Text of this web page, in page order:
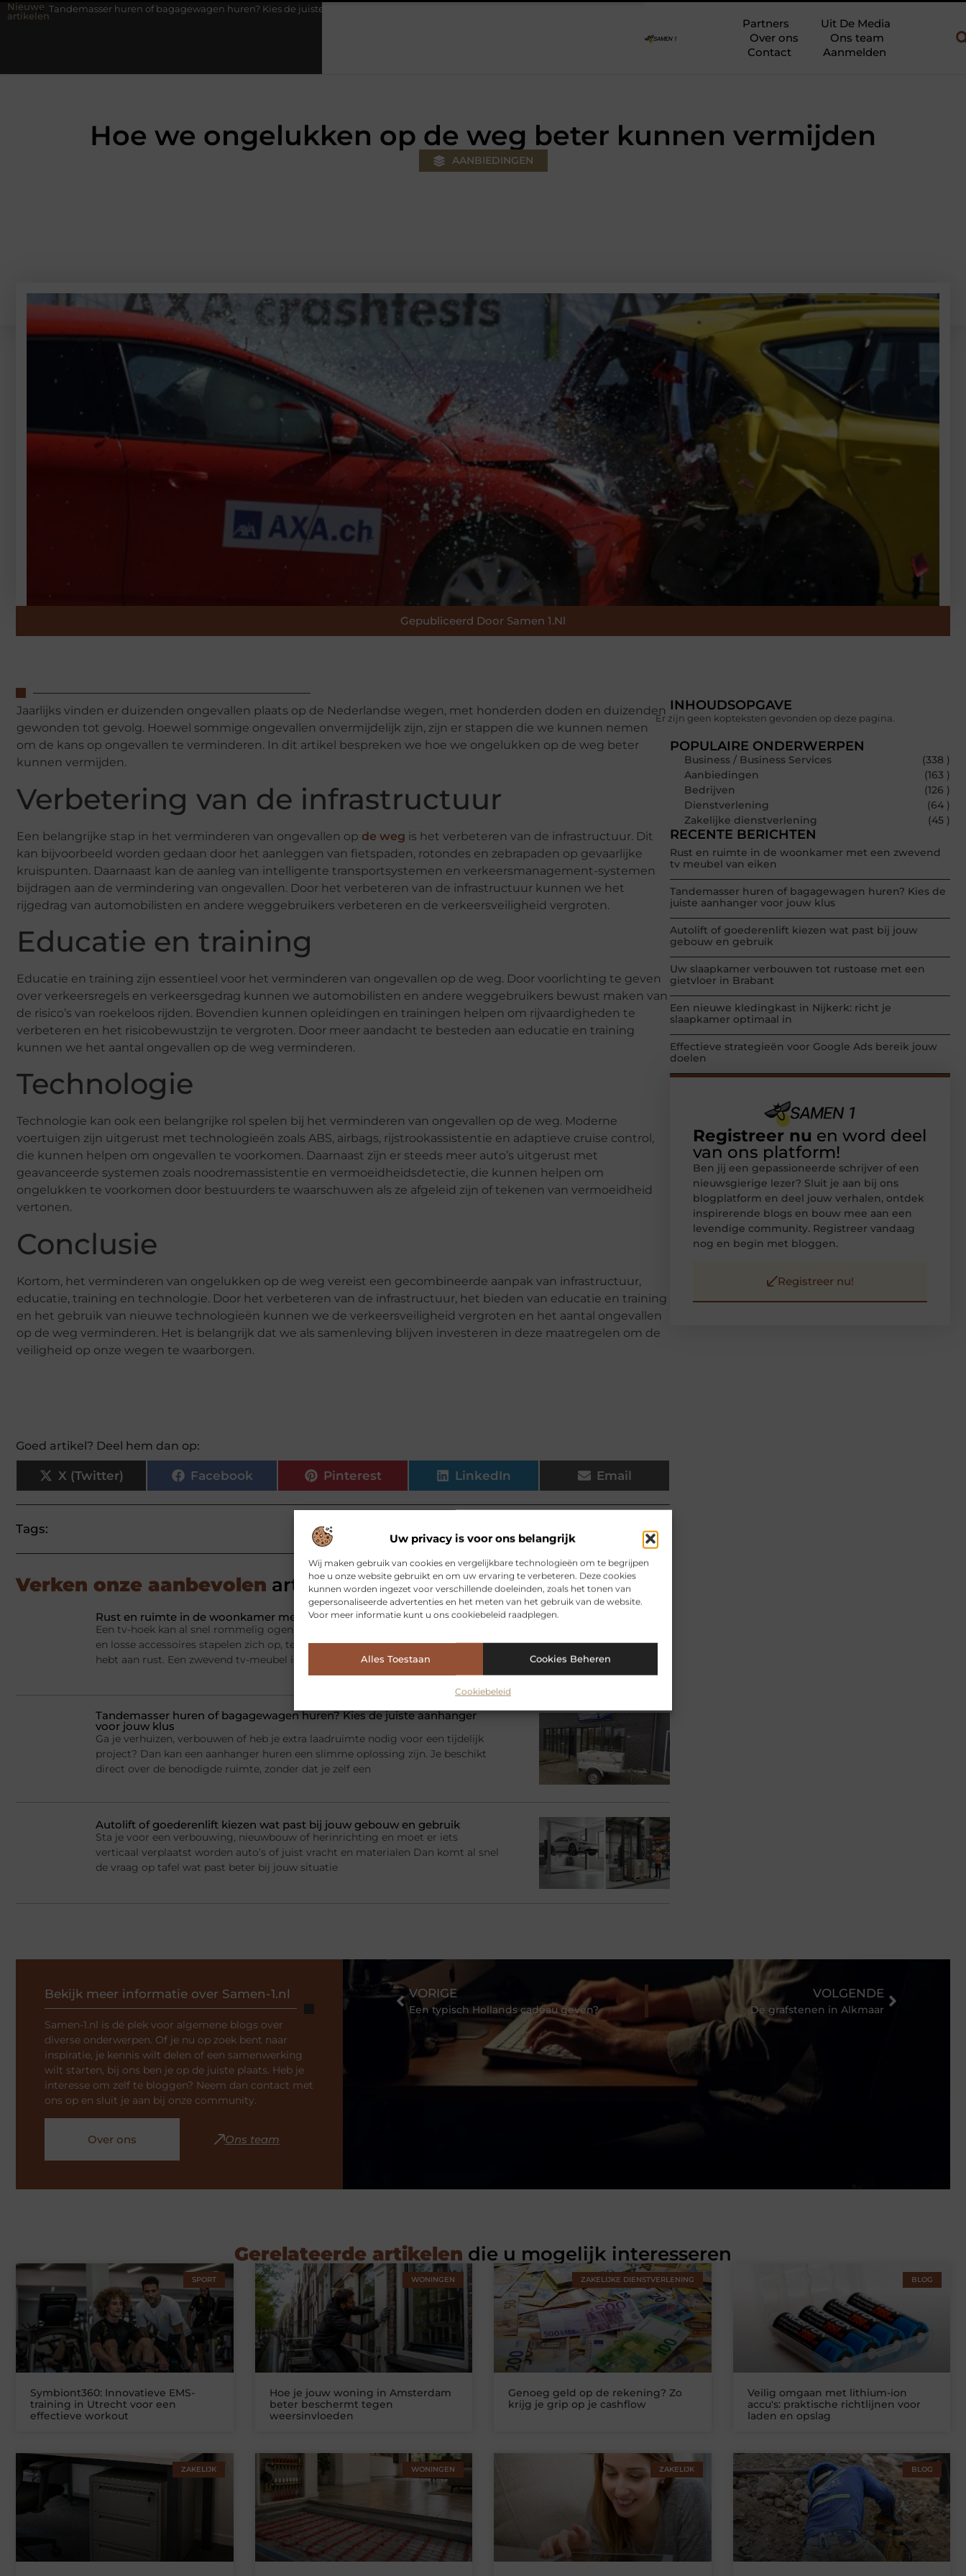
Uw privacy is voor ons belangrijk
Wij maken gebruik van cookies en vergelijkbare technologieën om te begrijpen
hoe u onze website gebruikt en om uw ervaring te verbeteren. Deze cookies
kunnen worden ingezet voor verschillende doeleinden, zoals het tonen van
gepersonaliseerde advertenties en het meten van het gebruik van de website.
Voor meer informatie kunt u ons cookiebeleid raadplegen.
Alles Toestaan Cookies Beheren
Cookiebeleid
Nieuwe
artikelen
huren of bagagewagen huren? Kies de juiste aanhanger voor jouw klus
Partners
Uit De Media
Over ons
Ons team
Contact
Aanmelden
Hoe we ongelukken op de weg beter kunnen vermijden
AANBIEDINGEN
Gepubliceerd Door Samen 1.nl
Jaarlijks vinden er duizenden ongevallen plaats op de Nederlandse wegen, met honderden doden en duizenden
gewonden tot gevolg. Hoewel sommige ongevallen onvermijdelijk zijn, zijn er stappen die we kunnen nemen
om de kans op ongevallen te verminderen. In dit artikel bespreken we hoe we ongelukken op de weg beter
kunnen vermijden.
Verbetering van de infrastructuur
Een belangrijke stap in het verminderen van ongevallen op de weg is het verbeteren van de infrastructuur. Dit
kan bijvoorbeeld worden gedaan door het aanleggen van fietspaden, rotondes en zebrapaden op gevaarlijke
kruispunten. Daarnaast kan de aanleg van intelligente transportsystemen en verkeersmanagement-systemen
bijdragen aan de vermindering van ongevallen. Door het verbeteren van de infrastructuur kunnen we het
rijgedrag van automobilisten en andere weggebruikers verbeteren en de verkeersveiligheid vergroten.
Educatie en training
Educatie en training zijn essentieel voor het verminderen van ongevallen op de weg. Door voorlichting te geven
over verkeersregels en verkeersgedrag kunnen we automobilisten en andere weggebruikers bewust maken van
de risico’s van roekeloos rijden. Bovendien kunnen opleidingen en trainingen helpen om rijvaardigheden te
verbeteren en het risicobewustzijn te vergroten. Door meer aandacht te besteden aan educatie en training
kunnen we het aantal ongevallen op de weg verminderen.
Technologie
Technologie kan ook een belangrijke rol spelen bij het verminderen van ongevallen op de weg. Moderne
voertuigen zijn uitgerust met technologieën zoals ABS, airbags, rijstrookassistentie en adaptieve cruise control,
die kunnen helpen om ongevallen te voorkomen. Daarnaast zijn er steeds meer auto’s uitgerust met
geavanceerde systemen zoals noodremassistentie en vermoeidheidsdetectie, die kunnen helpen om
ongelukken te voorkomen door bestuurders te waarschuwen als ze afgeleid zijn of tekenen van vermoeidheid
vertonen.
Conclusie
Kortom, het verminderen van ongelukken op de weg vereist een gecombineerde aanpak van infrastructuur,
educatie, training en technologie. Door het verbeteren van de infrastructuur, het bieden van educatie en training
en het gebruik van nieuwe technologieën kunnen we de verkeersveiligheid vergroten en het aantal ongevallen
op de weg verminderen. Het is belangrijk dat we als samenleving blijven investeren in deze maatregelen om de
veiligheid op onze wegen te waarborgen.
Goed artikel? Deel hem dan op:
X (Twitter) Facebook Pinterest LinkedIn Email
Tags:
Verken onze aanbevolen artikelen voor jou.
Rust en ruimte in de woonkamer met een zwevend tv meubel van eiken
Een tv-hoek kan al snel rommelig ogen. Apparatuur, kabels, afstandsbedieningen
en losse accessoires stapelen zich op, terwijl je juist in de woonkamer behoefte
hebt aan rust. Een zwevend tv-meubel is dan een slimme oplossing: het
Tandemasser huren of bagagewagen huren? Kies de juiste aanhanger
voor jouw klus
Ga je verhuizen, verbouwen of heb je extra laadruimte nodig voor een tijdelijk
project? Dan kan een aanhanger huren een slimme oplossing zijn. Je beschikt
direct over de benodigde ruimte, zonder dat je zelf een
Autolift of goederenlift kiezen wat past bij jouw gebouw en gebruik
Sta je voor een verbouwing, nieuwbouw of herinrichting en moet er iets
verticaal verplaatst worden auto’s of juist vracht en materialen Dan komt al snel
de vraag op tafel wat past beter bij jouw situatie
INHOUDSOPGAVE
Er zijn geen kopteksten gevonden op deze pagina.
POPULAIRE ONDERWERPEN
Business / Business Services
(338 )
Aanbiedingen
(163 )
Bedrijven
(126 )
Dienstverlening
(64 )
Zakelijke dienstverlening
(45 )
RECENTE BERICHTEN
Rust en ruimte in de woonkamer met een zwevend
tv meubel van eiken
Tandemasser huren of bagagewagen huren? Kies de
juiste aanhanger voor jouw klus
Autolift of goederenlift kiezen wat past bij jouw
gebouw en gebruik
Uw slaapkamer verbouwen tot rustoase met een
gietvloer in Brabant
Een nieuwe kledingkast in Nijkerk: richt je
slaapkamer optimaal in
Effectieve strategieën voor Google Ads bereik jouw
doelen
Registreer nu en word deel
van ons platform!
Ben jij een gepassioneerde schrijver of een
nieuwsgierige lezer? Sluit je aan bij ons
blogplatform en deel jouw verhalen, ontdek
inspirerende blogs en bouw mee aan een
levendige community. Registreer vandaag
nog en begin met bloggen.
Registreer nu!
Bekijk meer informatie over Samen-1.nl
Samen-1.nl is dé plek voor algemene blogs over
diverse onderwerpen. Of je nu op zoek bent naar
inspiratie, je kennis wilt delen of een samenwerking
wilt starten, bij ons ben je op de juiste plaats. Heb je
interesse om zelf te bloggen? Neem dan contact met
ons op en sluit je aan bij onze community.
Over ons Ons team
VORIGE
Een typisch Hollands cadeau geven?
VOLGENDE
De grafstenen in Alkmaar
Gerelateerde artikelen die u mogelijk interesseren
SPORT
Symbiont360: Innovatieve EMS-
training in Utrecht voor een
effectieve workout
WONINGEN
Hoe je jouw woning in Amsterdam
beter beschermt tegen
weersinvloeden
ZAKELIJKE DIENSTVERLENING
Genoeg geld op de rekening? Zo
krijg je grip op je cashflow
BLOG
Veilig omgaan met lithium-ion
accu's: praktische richtlijnen voor
laden en opslag
ZAKELIJK WONINGEN ZAKELIJK BLOG